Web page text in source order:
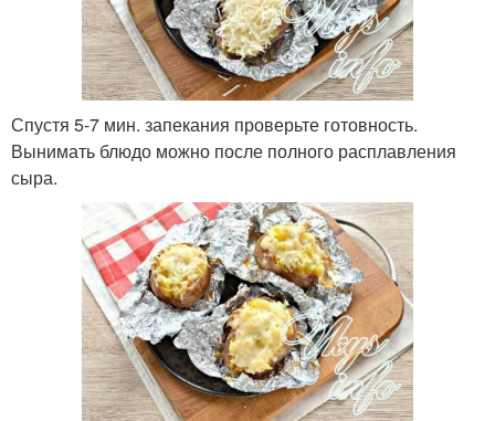
Спустя 5-7 мин. запекания проверьте готовность.
Вынимать блюдо можно после полного расплавления
сыра.